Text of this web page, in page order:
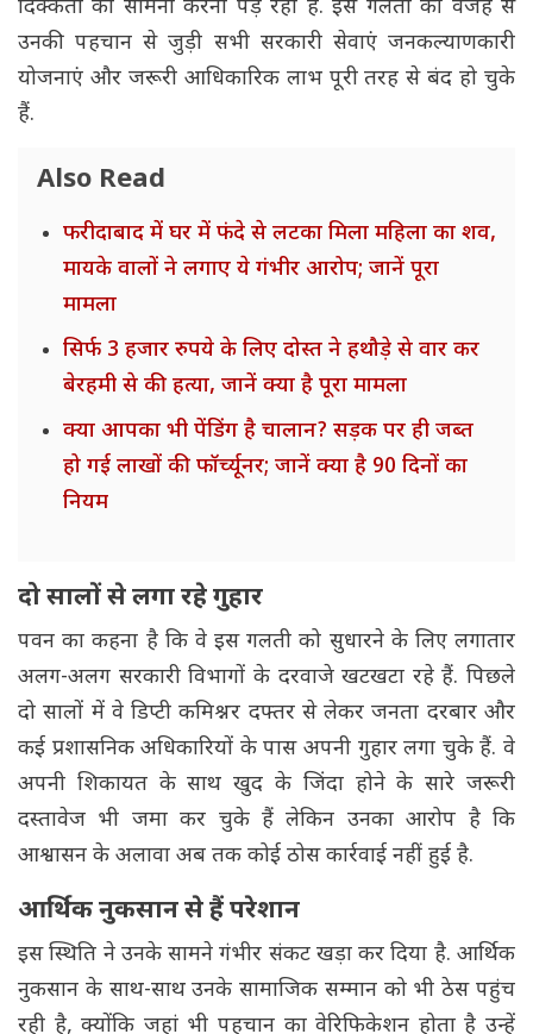
दिक्कतों का सामना करना पड़ रहा है. इस गलती की वजह से
उनकी पहचान से जुड़ी सभी सरकारी सेवाएं जनकल्याणकारी
योजनाएं और जरूरी आधिकारिक लाभ पूरी तरह से बंद हो चुके
हैं.
Also Read
फरीदाबाद में घर में फंदे से लटका मिला महिला का शव,
मायके वालों ने लगाए ये गंभीर आरोप; जानें पूरा
मामला
सिर्फ 3 हजार रुपये के लिए दोस्त ने हथौड़े से वार कर
बेरहमी से की हत्या, जानें क्या है पूरा मामला
क्या आपका भी पेंडिंग है चालान? सड़क पर ही जब्त
हो गई लाखों की फॉर्च्यूनर; जानें क्या है 90 दिनों का
नियम
दो सालों से लगा रहे गुहार
पवन का कहना है कि वे इस गलती को सुधारने के लिए लगातार
अलग-अलग सरकारी विभागों के दरवाजे खटखटा रहे हैं. पिछले
दो सालों में वे डिप्टी कमिश्नर दफ्तर से लेकर जनता दरबार और
कई प्रशासनिक अधिकारियों के पास अपनी गुहार लगा चुके हैं. वे
अपनी शिकायत के साथ खुद के जिंदा होने के सारे जरूरी
दस्तावेज भी जमा कर चुके हैं लेकिन उनका आरोप है कि
आश्वासन के अलावा अब तक कोई ठोस कार्रवाई नहीं हुई है.
आर्थिक नुकसान से हैं परेशान
इस स्थिति ने उनके सामने गंभीर संकट खड़ा कर दिया है. आर्थिक
नुकसान के साथ-साथ उनके सामाजिक सम्मान को भी ठेस पहुंच
रही है, क्योंकि जहां भी पहचान का वेरिफिकेशन होता है उन्हें